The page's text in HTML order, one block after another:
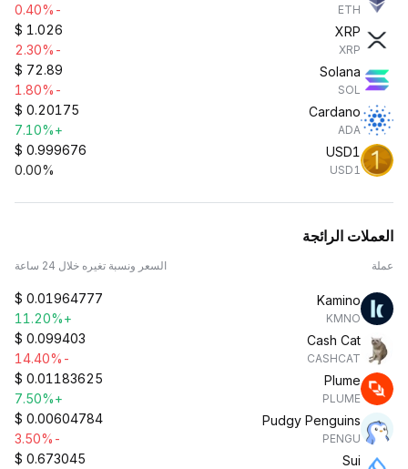
ETH
-0.40%
XRP
XRP
$ 1.026
-2.30%
Solana
SOL
$ 72.89
-1.80%
Cardano
ADA
$ 0.20175
+7.10%
USD1
USD1
$ 0.999676
0.00%
العملات الرائجة
عملة السعر ونسبة تغيره خلال 24 ساعة
Kamino
KMNO
$ 0.01964777
+11.20%
Cash Cat
CASHCAT
$ 0.099403
-14.40%
Plume
PLUME
$ 0.01183625
+7.50%
Pudgy Penguins
PENGU
$ 0.00604784
-3.50%
Sui
$ 0.673045